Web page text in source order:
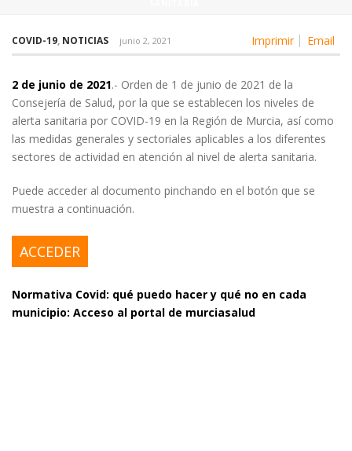
Imprimir Email
COVID-19, NOTICIAS junio 2, 2021
2 de junio de 2021.- Orden de 1 de junio de 2021 de la
Consejería de Salud, por la que se establecen los niveles de
alerta sanitaria por COVID-19 en la Región de Murcia, así como
las medidas generales y sectoriales aplicables a los diferentes
sectores de actividad en atención al nivel de alerta sanitaria.
Puede acceder al documento pinchando en el botón que se
muestra a continuación.
ACCEDER
Normativa Covid: qué puedo hacer y qué no en cada
municipio: Acceso al portal de murciasalud